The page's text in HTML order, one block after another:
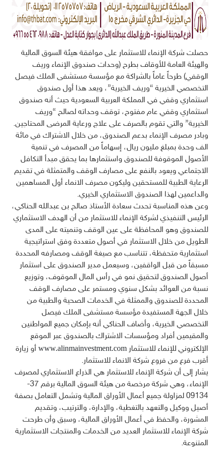
حصلت شركة الإنماء للاستثمار على موافقة هيئة السوق المالية
والهيئة العامة للأوقاف بطرح (وحدات صندوق الإنماء وريف
الوقفي) طرحاً عاماً بالشراكة مع مؤسسة مستشفى الملك فيصل
التخصصي الخيرية “وريف الخيرية”، ويعد هذا أول صندوق
استثماري وقفي في المملكة العربية السعودية حيث أنه صندوق
استثماري وقفي عام مفتوح، توقف وحداته لصالح “وريف
الخيرية” والتي تقوم بالصرف على علاج ورعاية المرضى المحتاجين.
وبادر مصرف الإنماء بدعم الصندوق، من خلال الاشتراك في مائة
الف وحدة بمبلغ مليون ريال، إسهاماً من المصرف في تنمية
الأصول الموقوفة للصندوق واستثمارها بما يحقق مبدأ التكافل
الاجتماعي ويعود بالنفع على مصارف الوقف والمتمثلة في تقديم
الرعاية الطبية للمستحقين وليكون مصرف الانماء أول المساهمين
والداعمين لهذا الصندوق الاستثماري الخيري.
وعن هذه المناسبة تحدث سعادة الأستاذ صالح بن عبدالله الحناكي،
الرئيس التنفيذي لشركة الإنماء للاستثمار من أن الهدف الاستثماري
للصندوق وهو المحافظة على عين الوقف وتنميته على المدى
الطويل من خلال الاستثمار في أصول متعددة وفق استراتيجية
استثمارية متحفظة، تتناسب مع صيغة الوقف ومصارفه المحددة
مسبقاً من قبل الواقفين، وسيعمل مدير الصندوق على استثمار
أصول الصندوق لتحقيق نمو في رأس المال الموقوف، وتوزيع
نسبة من العوائد بشكل سنوي ومستمر على مصارف الوقف
المحددة للصندوق والممثلة في الخدمات الصحية والطبية من
خلال الجهة المستفيدة مؤسسة مستشفى الملك فيصل
التخصصي الخيرية، وأضاف الحناكي أنه بإمكان جميع المواطنين
والمقيمين أفراد ومؤسسات الاشتراك بالصندوق عبر الموقع
الإلكتروني للإنماء للاستثمار www.alinmainvestment.com أو زيارة
أقرب فرع من فروع شركة الانماء للاستثمار.
يشار إلى أن شركة الإنماء للاستثمار هي الذراع الاستثماري لمصرف
الإنماء، وهي شركة مرخصة من هيئة السوق المالية برقم 37-
09134 لمزاولة جميع أعمال الأوراق المالية وتشمل التعامل بصفة
أصيل ووكيل والتعهد بالتغطية، والإدارة، والترتيب، وتقديم
المشورة، والحفظ في أعمال الأوراق المالية، وسبق وأن طرحت
شركة الإنماء للاستثمار العديد من الخدمات والمنتجات الاستثمارية
المتنوعة.